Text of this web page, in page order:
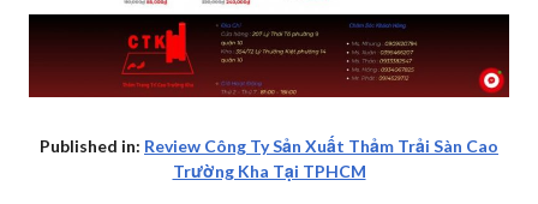
Published in: Review Công Ty Sản Xuất Thảm Trải Sàn Cao
Trường Kha Tại TPHCM